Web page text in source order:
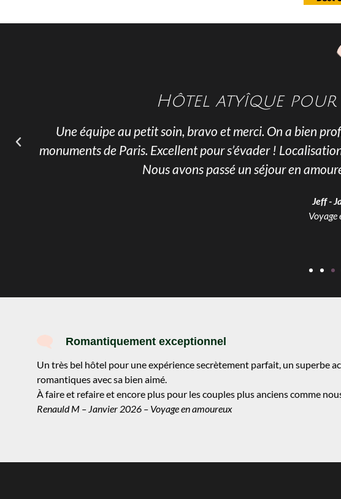
Hôtel atyîque pour
Une équipe au petit soin, bravo et merci. On a bien
monuments de Paris. Excellent pour s’évader !
Nous avons passé un séjour en
Jeff -
Voyage
Romantiquement exceptionnel
Un très bel hôtel pour une expérience secrètement parfait, un superbe
romantiques avec sa bien aimé.
À faire et refaire et encore plus pour lescouples plus anciens comme
Renauld M – Janvier 2026 – Voyage en amoureux